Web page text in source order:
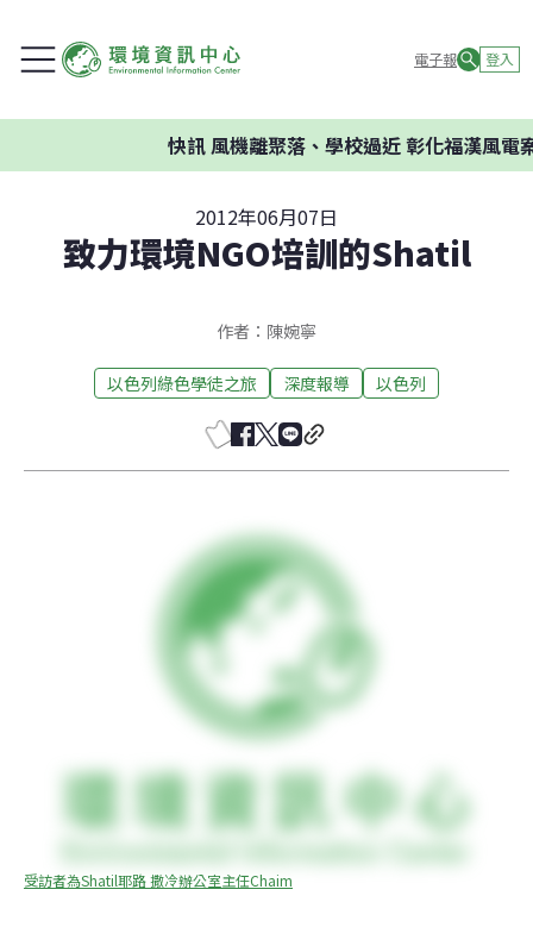
電子報 登入
風機離聚落、學校過近 彰化福漢風電案環
2012年06月07日
致力環境NGO培訓的Shatil
作者：陳婉寧
以色列綠色學徒之旅 深度報導 以色列
受訪者為Shatil耶路 撒冷辦公室主任Chaim